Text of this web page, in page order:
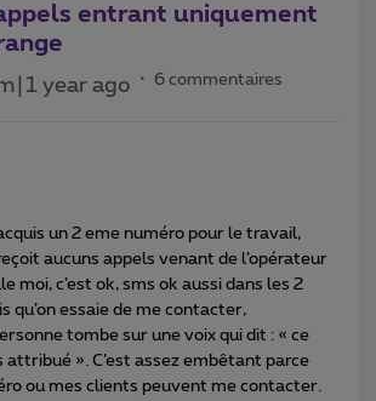
entrant uniquement
year ago 6 commentaires
un 2 eme numéro pour le travail,
aucuns appels venant de l’opérateur
moi, c’est ok, sms ok aussi dans les 2
qu’on essaie de me contacter,
tombe sur une voix qui dit : « ce
attribué ». C’est assez embêtant parce
ou mes clients peuvent me contacter.